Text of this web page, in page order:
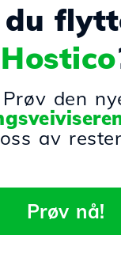
Hostico
Prøv den
oss av
Prøv nå!